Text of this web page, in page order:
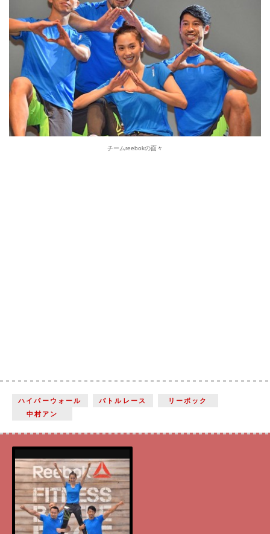
チームreebokの面々
ハイパーウォール バトルレース
リーボック
中村アン